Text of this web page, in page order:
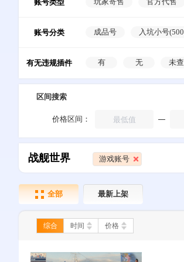
账号类型
账号分类 成品号 入坑小号
有无违规插件 有 无 未
区间搜索
价格区间：
战舰世界 游戏账号
全部 最新上架
综合 时间 价格